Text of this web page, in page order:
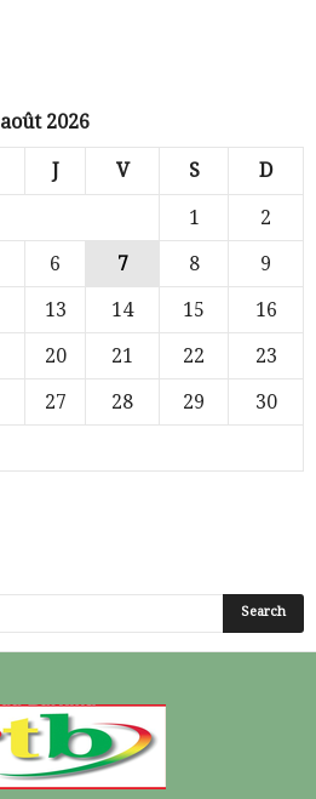
août 2026
J V S D
1
2
6 7 8
9
13 14 15
16
20 21 22
23
27 28 29
30